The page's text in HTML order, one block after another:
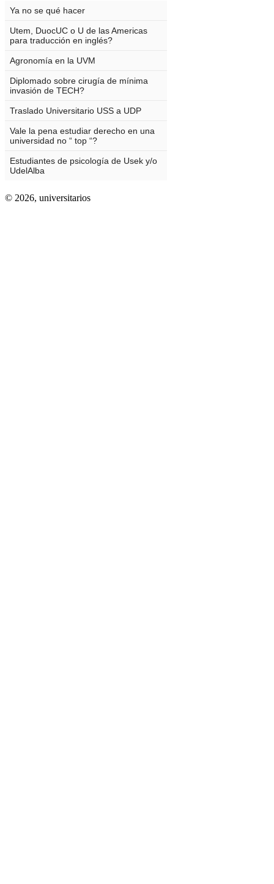
© 2026, universitarios